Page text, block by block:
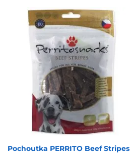
Pochoutka PERRITO Beef Stripes